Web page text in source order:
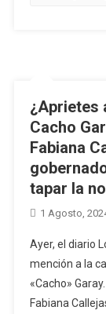
¿Aprietes
Cacho
Fabiana
tapar la
1 Agosto,
Ayer, el diario
mención a la
«Cacho»
Fabiana